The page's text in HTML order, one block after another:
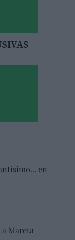
en
Mareta